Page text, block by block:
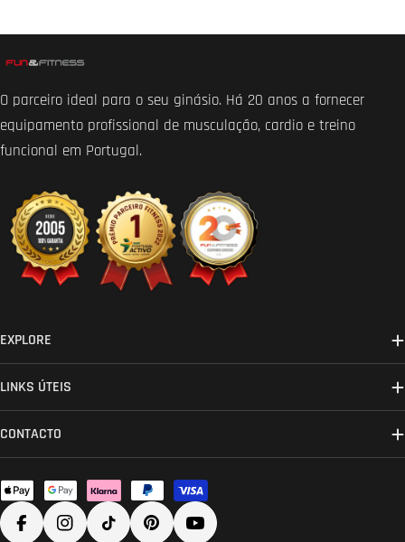
O parceiro ideal para o seu ginásio. Há 20 anos a fornecer
equipamento profissional de musculação, cardio e treino
funcional em Portugal.
EXPLORE
LINKS ÚTEIS
CONTACTO
Métodos
de
FacebookInstagram
TikTokPinterestYouTube